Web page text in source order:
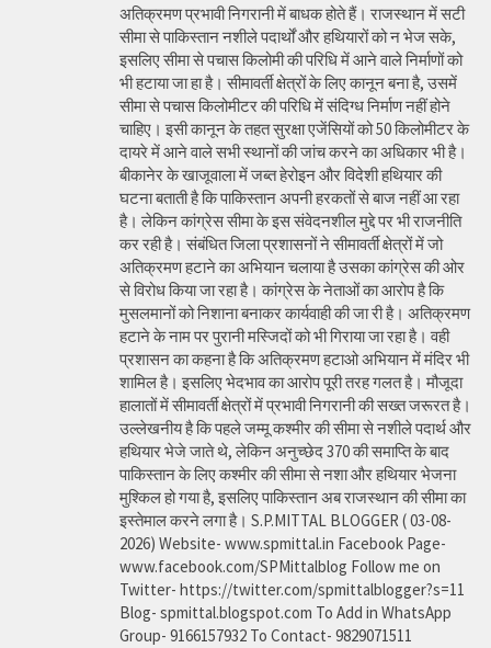
अतिक्रमण प्रभावी निगरानी में बाधक होते हैं। राजस्थान में सटी
सीमा से पाकिस्तान नशीले पदार्थों और हथियारों को न भेज सके,
इसलिए सीमा से पचास किलोमी की परिधि में आने वाले निर्माणों को
भी हटाया जा हा है। सीमावर्ती क्षेत्रों के लिए कानून बना है, उसमें
सीमा से पचास किलोमीटर की परिधि में संदिग्ध निर्माण नहीं होने
चाहिए। इसी कानून के तहत सुरक्षा एजेंसियों को 50 किलोमीटर के
दायरे में आने वाले सभी स्थानों की जांच करने का अधिकार भी है।
बीकानेर के खाजूवाला में जब्त हेरोइन और विदेशी हथियार की
घटना बताती है कि पाकिस्तान अपनी हरकतों से बाज नहीं आ रहा
है। लेकिन कांग्रेस सीमा के इस संवेदनशील मुद्दे पर भी राजनीति
कर रही है। संबंधित जिला प्रशासनों ने सीमावर्ती क्षेत्रों में जो
अतिक्रमण हटाने का अभियान चलाया है उसका कांग्रेस की ओर
से विरोध किया जा रहा है। कांग्रेस के नेताओं का आरोप है कि
मुसलमानों को निशाना बनाकर कार्यवाही की जा री है। अतिक्रमण
हटाने के नाम पर पुरानी मस्जिदों को भी गिराया जा रहा है। वही
प्रशासन का कहना है कि अतिक्रमण हटाओ अभियान में मंदिर भी
शामिल है। इसलिए भेदभाव का आरोप पूरी तरह गलत है। मौजूदा
हालातों में सीमावर्ती क्षेत्रों में प्रभावी निगरानी की सख्त जरूरत है।
उल्लेखनीय है कि पहले जम्मू कश्मीर की सीमा से नशीले पदार्थ और
हथियार भेजे जाते थे, लेकिन अनुच्छेद 370 की समाप्ति के बाद
पाकिस्तान के लिए कश्मीर की सीमा से नशा और हथियार भेजना
मुश्किल हो गया है, इसलिए पाकिस्तान अब राजस्थान की सीमा का
इस्तेमाल करने लगा है। S.P.MITTAL BLOGGER ( 03-08-
2026) Website- www.spmittal.in Facebook Page-
www.facebook.com/SPMittalblog Follow me on
Twitter- https://twitter.com/spmittalblogger?s=11
Blog- spmittal.blogspot.com To Add in WhatsApp
Group- 9166157932 To Contact- 9829071511